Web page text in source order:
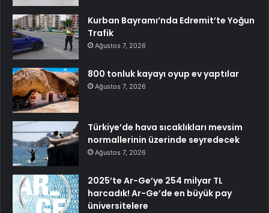
Kurban Bayramı’nda Edremit’te Yoğun
Trafik
Ağustos 7, 2026
800 tonluk kayayı oyup ev yaptılar
Ağustos 7, 2026
Türkiye’de hava sıcaklıkları mevsim
normallerinin üzerinde seyredecek
Ağustos 7, 2026
2025’te Ar-Ge’ye 254 milyar TL
harcadık! Ar-Ge’de en büyük pay
üniversitelere